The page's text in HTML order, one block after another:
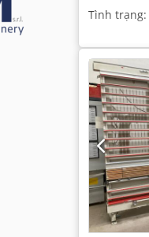
Tình trạng: